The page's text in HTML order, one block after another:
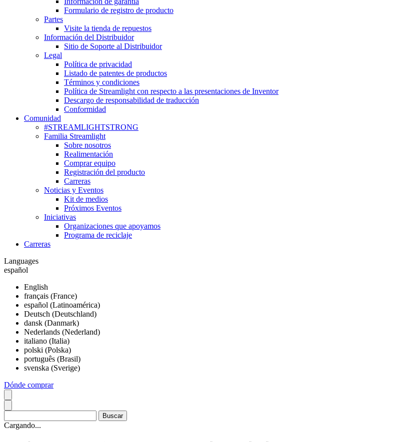
Formulario de registro de producto
Partes
Visite la tienda de repuestos
Información del Distribuidor
Sitio de Soporte al Distribuidor
Legal
Política de privacidad
Listado de patentes de productos
Términos y condiciones
Política de Streamlight con respecto a las presentaciones de Inventor
Descargo de responsabilidad de traducción
Conformidad
Comunidad
#STREAMLIGHTSTRONG
Familia Streamlight
Sobre nosotros
Realimentación
Comprar equipo
Registración del producto
Carreras
Noticias y Eventos
Kit de medios
Próximos Eventos
Iniciativas
Organizaciones que apoyamos
Programa de reciclaje
Carreras
Languages
español
English
français (France)
español (Latinoamérica)
Deutsch (Deutschland)
dansk (Danmark)
Nederlands (Nederland)
italiano (Italia)
polski (Polska)
português (Brasil)
svenska (Sverige)
Dónde comprar
Cargando...